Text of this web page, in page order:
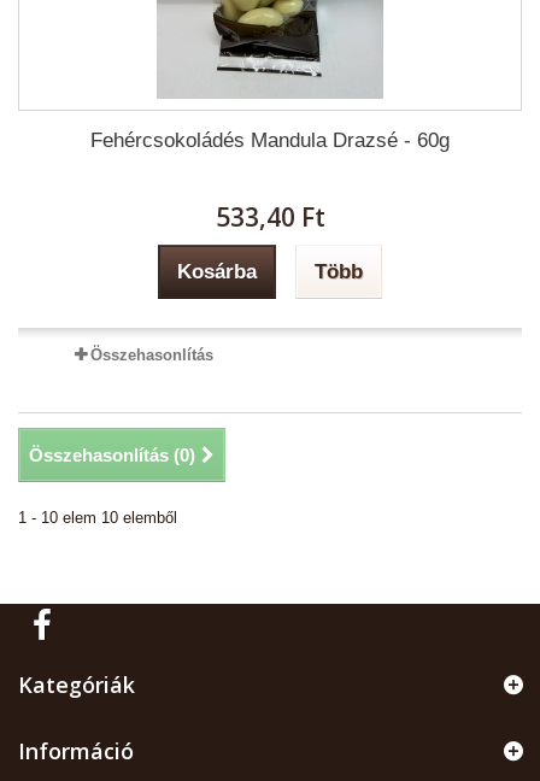
Fehércsokoládés Mandula Drazsé - 60g
533,40 Ft‎
Kosárba Több
Összehasonlítás
Összehasonlítás (0)
1 - 10 elem 10 elemből
Kategóriák
Információ